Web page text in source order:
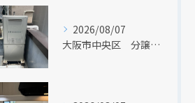
2026/08/07
大阪市中央区 分譲マンションの給湯器取替リフォーム工事 UV除菌機能搭載給湯器